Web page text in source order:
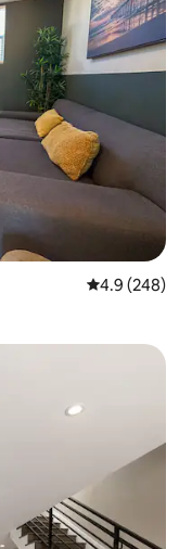
औसत रेटिंग 5 में
4.9 (248)